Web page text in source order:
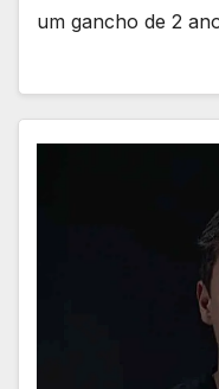
um gancho de 2